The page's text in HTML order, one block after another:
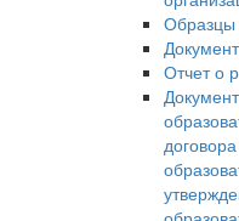
Образцы
Отчет о